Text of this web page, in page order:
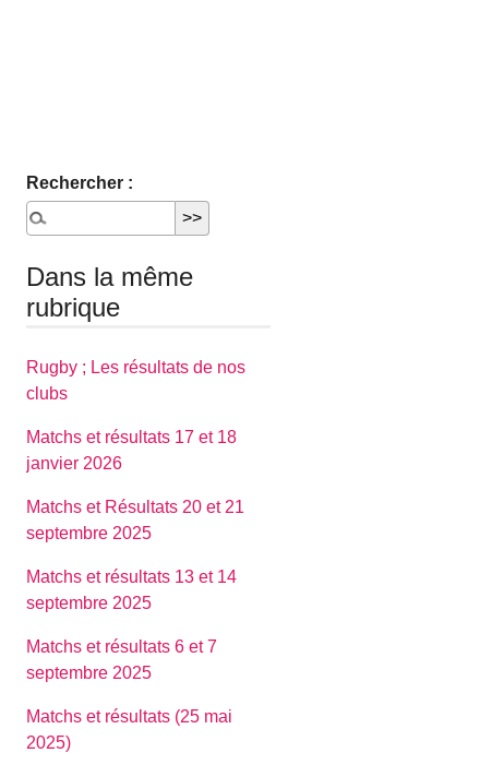
Rechercher :
Dans la même
rubrique
Rugby ; Les résultats de nos
clubs
Matchs et résultats 17 et 18
janvier 2026
Matchs et Résultats 20 et 21
septembre 2025
Matchs et résultats 13 et 14
septembre 2025
Matchs et résultats 6 et 7
septembre 2025
Matchs et résultats (25 mai
2025)